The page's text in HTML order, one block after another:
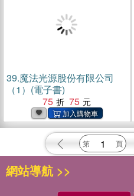
39.魔法光源股份有限公司
（1）(電子書)
75
75
網站導航 >>